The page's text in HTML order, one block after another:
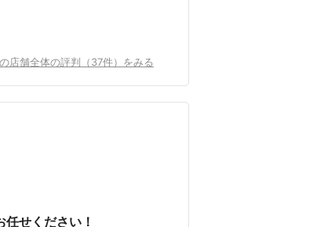
店舗全体の評判（37件）をみる
せください！